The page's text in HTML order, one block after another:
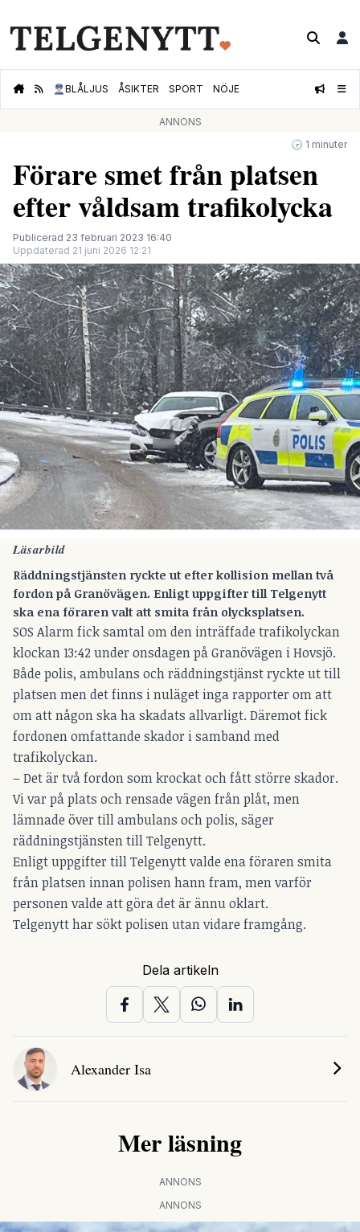
👮🏻‍♂️BLÅLJUS ÅSIKTER SPORT NÖJE
ANNONS
🕝 1 minuter
Förare smet från platsen
efter våldsam trafikolycka
Publicerad 23 februari 2023 16:40
Uppdaterad 21 juni 2026 12:21
Läsarbild
Räddningstjänsten ryckte ut efter kollision mellan två
fordon på Granövägen. Enligt uppgifter till Telgenytt
ska ena föraren valt att smita från olycksplatsen.
SOS Alarm fick samtal om den inträffade trafikolyckan
klockan 13:42 under onsdagen på Granövägen i Hovsjö.
Både polis, ambulans och räddningstjänst ryckte ut till
platsen men det finns i nuläget inga rapporter om att
om att någon ska ha skadats allvarligt. Däremot fick
fordonen omfattande skador i samband med
trafikolyckan.
– Det är två fordon som krockat och fått större skador.
Vi var på plats och rensade vägen från plåt, men
lämnade över till ambulans och polis, säger
räddningstjänsten till Telgenytt.
Enligt uppgifter till Telgenytt valde ena föraren smita
från platsen innan polisen hann fram, men varför
personen valde att göra det är ännu oklart.
Telgenytt har sökt polisen utan vidare framgång.
Dela artikeln
Alexander Isa
Mer läsning
ANNONS
ANNONS